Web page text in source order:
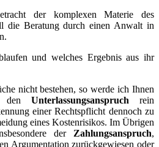
der komplexen Materie des
die Beratung durch einen Anwalt in
und welches Ergebnis aus ihr
nicht bestehen, so werde ich Ihnen
den Unterlassungsanspruchrein
einer Rechtspflicht dennoch zu
eines Kostenrisikos. Im Übrigen
der Zahlungsanspruch,
Argumentation zurückgewiesen oder